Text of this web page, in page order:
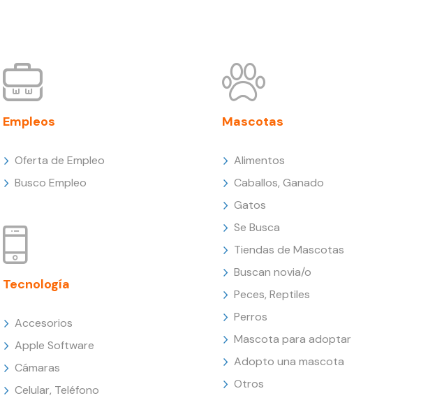
Empleos
Oferta de Empleo
Busco Empleo
Tecnología
Accesorios
Apple Software
Cámaras
Celular, Teléfono
Mascotas
Alimentos
Caballos, Ganado
Gatos
Se Busca
Tiendas de Mascotas
Buscan novia/o
Peces, Reptiles
Perros
Mascota para adoptar
Adopto una mascota
Otros